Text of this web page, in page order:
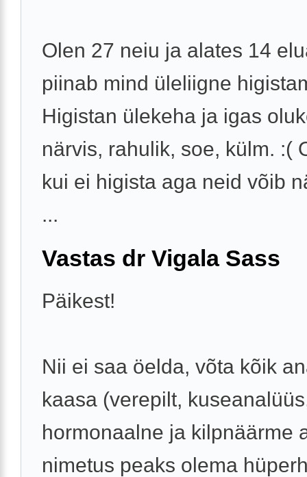
Olen 27 neiu ja alates 14
piinab mind üleliigne
Higistan ülekeha ja igas
närvis, rahulik, soe, külm. :(
kui ei higista aga neid võib
...
Vastas dr Vigala Sass
Päikest!
Nii ei saa öelda, võta kõik
kaasa (verepilt,
hormonaalne ja kilpnäärme
nimetus peaks olema